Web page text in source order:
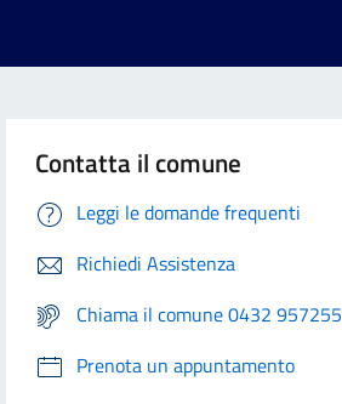
Contatta il comune
Leggi le domande frequenti
Richiedi Assistenza
Chiama il comune 0432 957255
Prenota un appuntamento